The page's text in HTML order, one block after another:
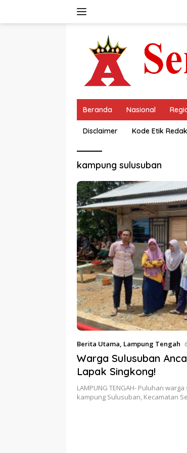
Beranda Nasional
Disclaimer Kode Etik
kampung sulusuban
Berita Utama, Lampung Tengah
Warga Sulusuban
Lapak Singkong!
LAMPUNG TENGAH- Puluhan
kampung Sulusuban, Kecamatan